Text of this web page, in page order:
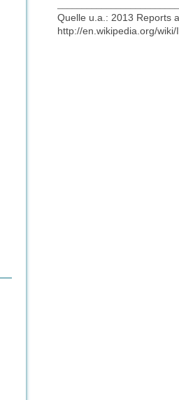
Quelle u.a.: 2013 Reports
http://en.wikipedia.org/